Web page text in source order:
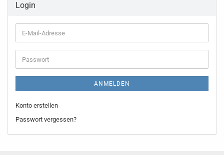
Login
E-
Mail-
Adresse
Passwort
ANMELDEN
Konto erstellen
Passwort vergessen?